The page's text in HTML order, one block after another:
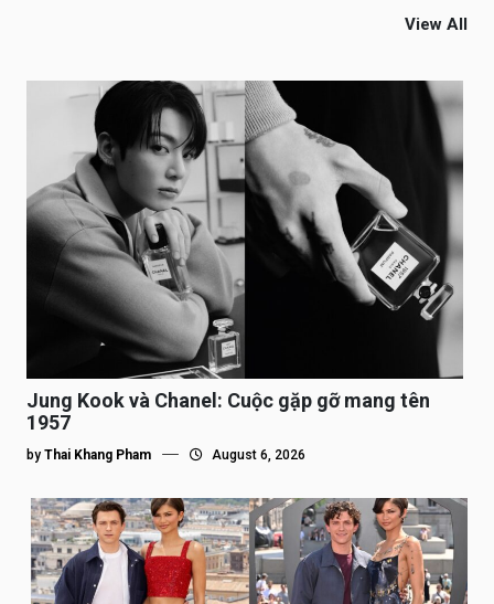
View All
Jung Kook và Chanel: Cuộc gặp gỡ mang tên
1957
by Thai Khang Pham August 6, 2026